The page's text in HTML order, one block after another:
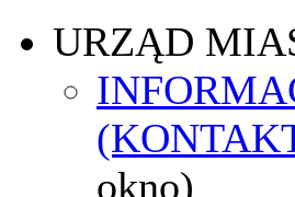
URZĄD
okno)